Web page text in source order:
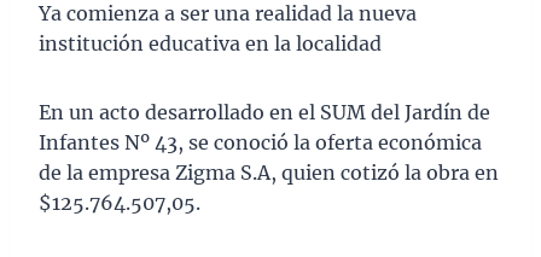
Ya comienza a ser una realidad la nueva
institución educativa en la localidad
En un acto desarrollado en el SUM del Jardín de
Infantes Nº 43, se conoció la oferta económica
de la empresa Zigma S.A, quien cotizó la obra en
$125.764.507,05.